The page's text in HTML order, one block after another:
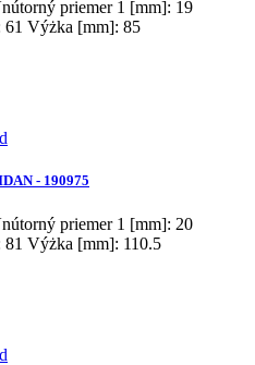
priemer 1 [mm]: 19
61 Výżka [mm]: 85
- 190975
priemer 1 [mm]: 20
Výżka [mm]: 110.5